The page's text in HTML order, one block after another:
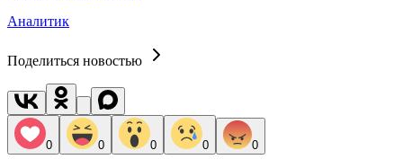
Аналитик
Поделиться новостью
0 0 0 0 0